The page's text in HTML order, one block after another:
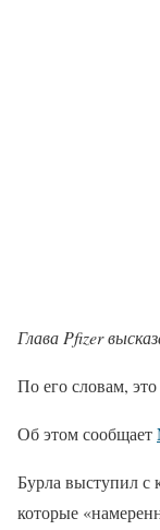
Глава Pfizer
По его словам,
Об этом сообщает
Бурла выступил с
которые